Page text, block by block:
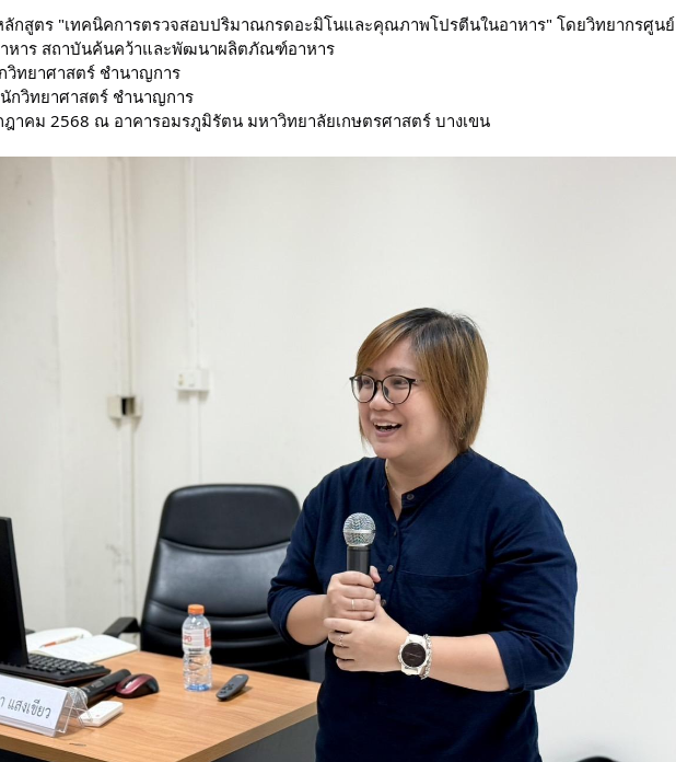
กสูตร "เทคนิคการตรวจสอบปริมาณกรดอะมิโนและคุณภาพโปรตีนในอาหาร" โดยวิทยากรศูนย์
หาร สถาบันค้นคว้าและพัฒนาผลิตภัณฑ์อาหาร
วิทยาศาสตร์ ชำนาญการ
วิทยาศาสตร์ ชำนาญการ
าคม 2568 ณ อาคารอมรภูมิรัตน มหาวิทยาลัยเกษตรศาสตร์ บางเขน